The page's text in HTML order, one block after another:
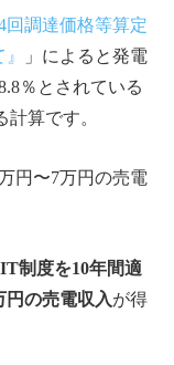
回調達価格等算定
」によると発電
％とされている
算です。
円〜7万円の売電
制度を10年間適
円の売電収入が得